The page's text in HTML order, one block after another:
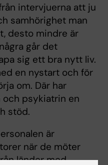
intervjuerna att ju
samhörighet man
desto mindre är
går det
sig ett bra nytt liv.
en nystart och för
om. Där har
psykiatrin en
stöd.
är
när de möter
länder med